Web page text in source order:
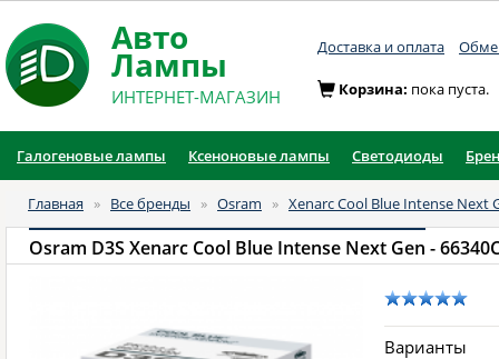
Авто
Лампы
ИНТЕРНЕТ-МАГАЗИН
Доставка и оплата
Корзина: пока пуста.
Галогеновые лампы Ксеноновые лампы Светодиоды
Главная » Все бренды » Osram » Xenarc Cool Blue Intense Next
Osram D3S Xenarc Cool Blue Intense Next Gen -
Варианты